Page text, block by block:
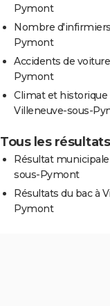
Pymont
Nombre
Pymont
Accidents de
Pymont
Climat et
Villeneuve-sous-
Tous les
Résultat
sous-Pymont
Résultats du bac à
Pymont